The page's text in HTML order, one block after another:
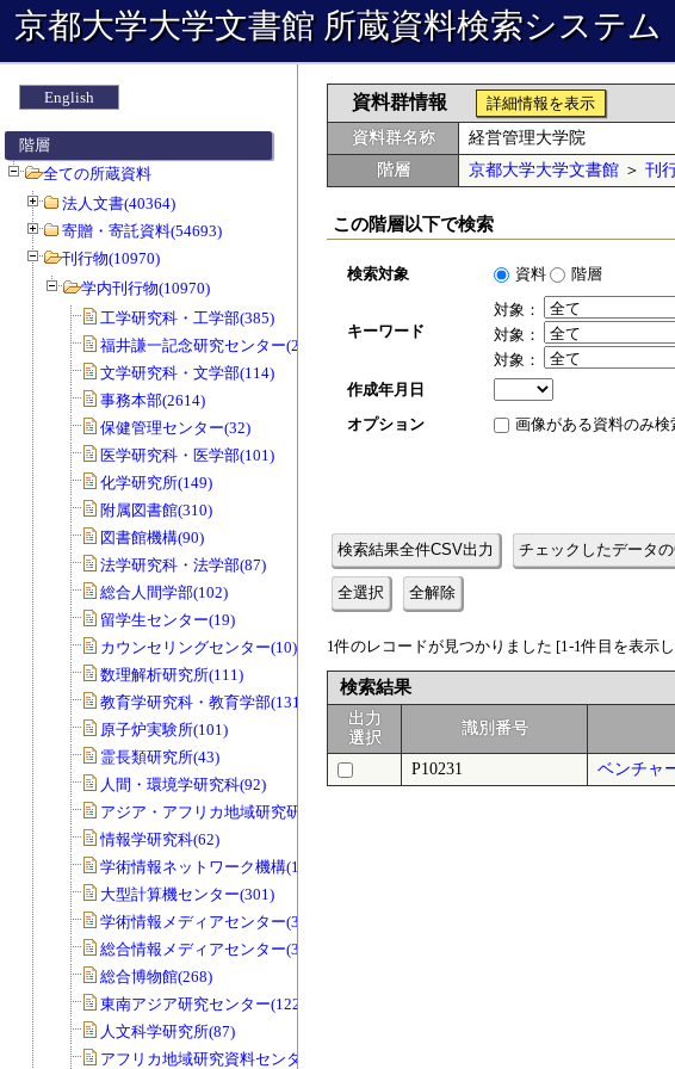
京都大学大学文書館 所蔵資料検索システム
English
階層
全ての所蔵資料
法人文書(40364)
寄贈・寄託資料(54693)
刊行物(10970)
学内刊行物(10970)
工学研究科・工学部(385)
福井謙一記念研究センター(20)
文学研究科・文学部(114)
事務本部(2614)
保健管理センター(32)
医学研究科・医学部(101)
化学研究所(149)
附属図書館(310)
図書館機構(90)
法学研究科・法学部(87)
総合人間学部(102)
留学生センター(19)
カウンセリングセンター(10)
数理解析研究所(111)
教育学研究科・教育学部(131)
原子炉実験所(101)
霊長類研究所(43)
人間・環境学研究科(92)
アジア・アフリカ地域研究研究科(33)
情報学研究科(62)
学術情報ネットワーク機構(11)
大型計算機センター(301)
学術情報メディアセンター(39)
総合情報メディアセンター(33)
総合博物館(268)
東南アジア研究センター(122)
人文科学研究所(87)
アフリカ地域研究資料センター(79)
資料群情報
詳細情報を表示
資料群名称
経営管理大学院
階層
京都大学大学文書館 ＞ 刊
この階層以下で検索
検索対象 資料 階層
キーワード
対象：
対象：
対象：
作成年月日
オプション
画像がある資料のみ検
検索結果全件CSV出力 チェックしたデータ
全選択 全解除
1件のレコードが見つかりました [1-1件目を表示
検索結果
出力
選択
識別番号
P10231 ベンチャ